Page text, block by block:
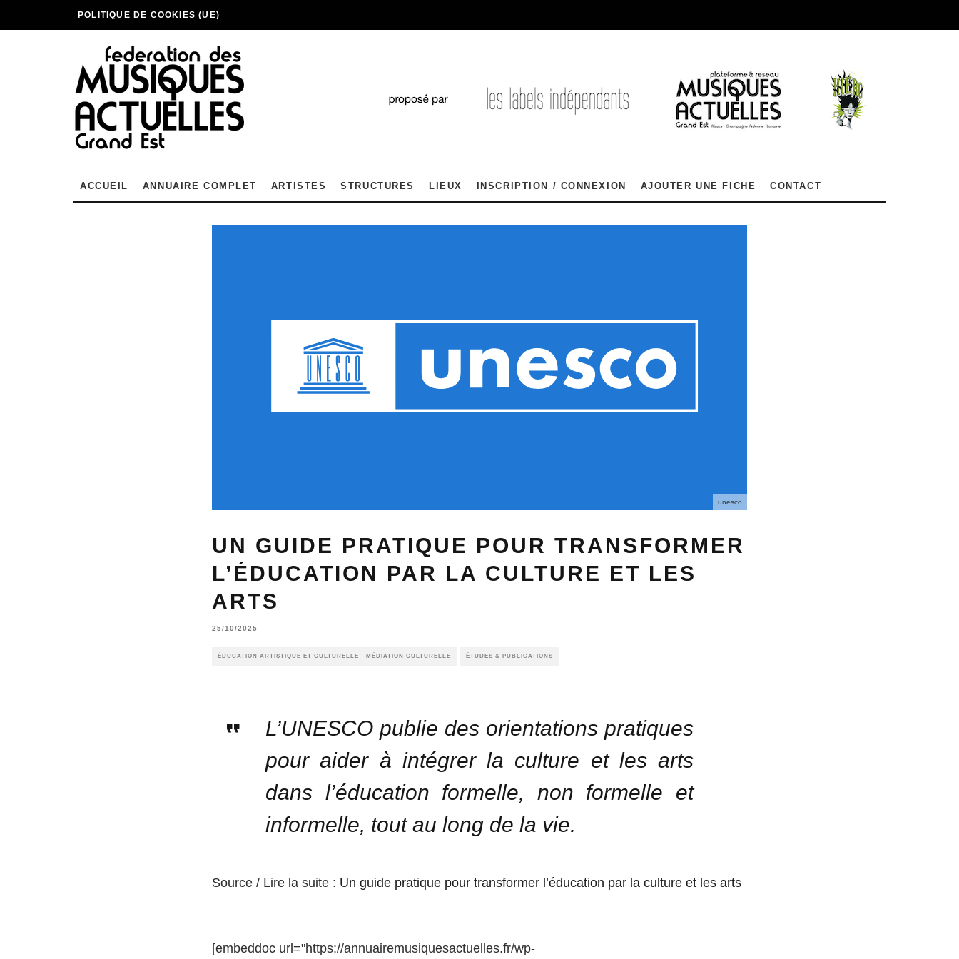
POLITIQUE DE COOKIES (UE)
ACCUEIL ANNUAIRE COMPLET ARTISTES STRUCTURES LIEUX INSCRIPTION / CONNEXION AJOUTER UNE FICHE CONTACT
unesco
UN GUIDE PRATIQUE POUR TRANSFORMER
L’ÉDUCATION PAR LA CULTURE ET LES
ARTS
25/10/2025
ÉDUCATION ARTISTIQUE ET CULTURELLE - MÉDIATION CULTURELLE ÉTUDES & PUBLICATIONS
L’UNESCO publie des orientations pratiques
pour aider à intégrer la culture et les arts
dans l’éducation formelle, non formelle et
informelle, tout au long de la vie.
Source / Lire la suite : Un guide pratique pour transformer l’éducation par la culture et les arts
[embeddoc url="https://annuairemusiquesactuelles.fr/wp-